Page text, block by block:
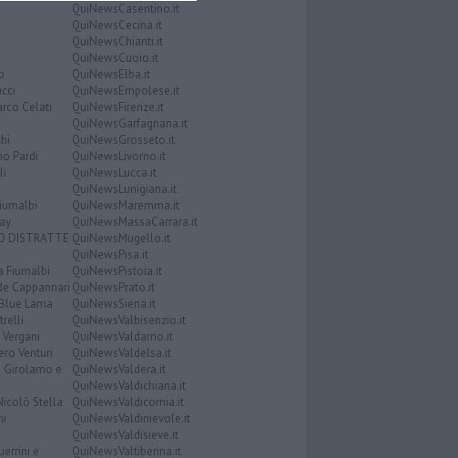
Celati
Pardi
DISTRATTE
Fiumalbi
Cappannari
Lama
Venturi
Girolamo e
Stella
e
QuiNewsCasentino.it
QuiNewsCecina.it
QuiNewsChianti.it
QuiNewsCuoio.it
QuiNewsElba.it
QuiNewsEmpolese.it
QuiNewsFirenze.it
QuiNewsGarfagnana.it
QuiNewsGrosseto.it
QuiNewsLivorno.it
QuiNewsLucca.it
QuiNewsLunigiana.it
QuiNewsMaremma.it
QuiNewsMassaCarrara.it
QuiNewsMugello.it
QuiNewsPisa.it
QuiNewsPistoia.it
QuiNewsPrato.it
QuiNewsSiena.it
QuiNewsValbisenzio.it
QuiNewsValdarno.it
QuiNewsValdelsa.it
QuiNewsValdera.it
QuiNewsValdichiana.it
QuiNewsValdicornia.it
QuiNewsValdinievole.it
QuiNewsValdisieve.it
QuiNewsValtiberina.it